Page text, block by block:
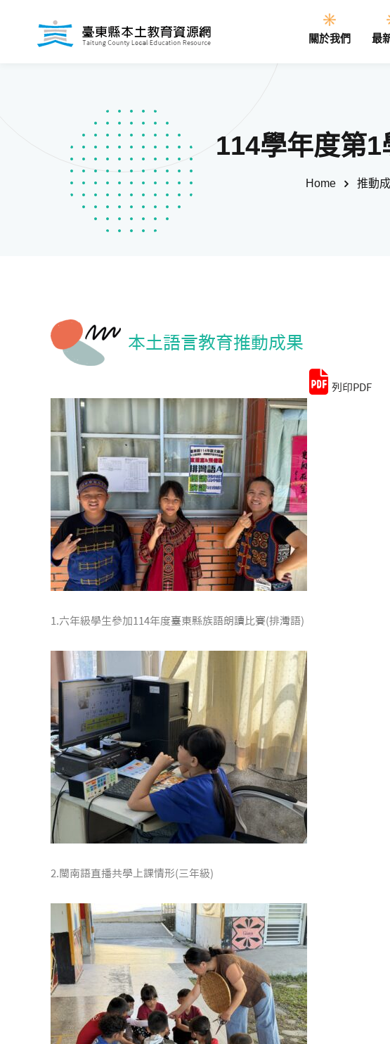
關於我們 最
114學年度第
Home 推動
本土語言教育推動成果
列印PDF
1.六年級學生參加114年度臺東縣族語朗讀比賽(排灣語)
2.閩南語直播共學上課情形(三年級)